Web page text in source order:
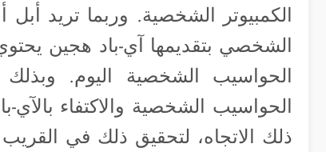
الكمبيوتر الشخصية. وربما تريد
الشخصي بتقديمها آي-باد هجين
الحواسيب الشخصية اليوم.
الحواسيب الشخصية والاكتفاء
ذلك الاتجاه، لتحقيق ذلك في